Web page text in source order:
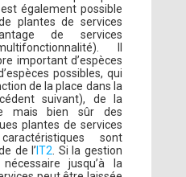
également possible
plantes de services
de services
Il
important d’espèces
possibles, qui
de la place dans la
suivant), de la
mais bien sûr des
plantes de services
sont
de l’ IT2 . Si la gestion
jusqu’à la